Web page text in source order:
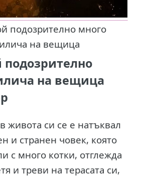
подозрително много
на вещица
подозрително
на вещица
живота си се е натъквал
и странен човек, която
с много котки, отглежда
и треви на терасата си,